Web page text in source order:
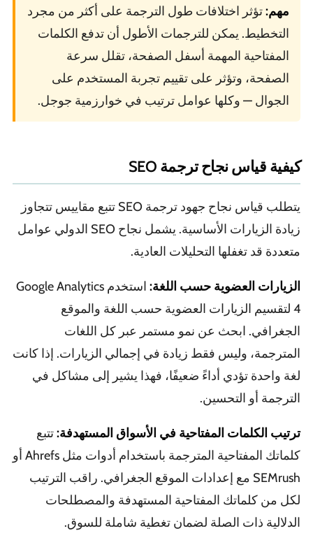
مهم:تؤثر اختلافات طول الترجمة على أكثر من مجرد
التخطيط. يمكن للترجمات الأطول أن تدفع الكلمات
المفتاحية المهمة أسفل الصفحة، تقلل سرعة
الصفحة، وتؤثر على تقييم تجربة المستخدم على
الجوال — وكلها عوامل ترتيب في خوارزمية جوجل.
كيفية قياس نجاح ترجمة SEO
يتطلب قياس نجاح جهود ترجمة SEO تتبع مقاييس تتجاوز
زيادة الزيارات الأساسية. يشمل نجاح SEO الدولي عوامل
متعددة قد تغفلها التحليلات العادية.
الزيارات العضوية حسب اللغة:
استخدم Google Analytics
4 لتقسيم الزيارات العضوية حسب اللغة والموقع
الجغرافي. ابحث عن نمو مستمر عبر كل اللغات
المترجمة، وليس فقط زيادة في إجمالي الزيارات. إذا كانت
لغة واحدة تؤدي أداءً ضعيفًا، فهذا يشير إلى مشاكل في
الترجمة أو التحسين.
ترتيب الكلمات المفتاحية في الأسواق المستهدفة:تتبع
كلماتك المفتاحية المترجمة باستخدام أدوات مثل Ahrefs أو
SEMrush مع إعدادات الموقع الجغرافي. راقب الترتيب
لكل من كلماتك المفتاحية المستهدفة والمصطلحات
الدلالية ذات الصلة لضمان تغطية شاملة للسوق.